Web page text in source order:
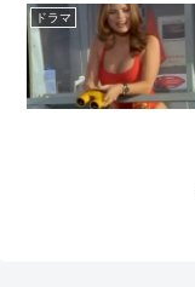
ドラマ